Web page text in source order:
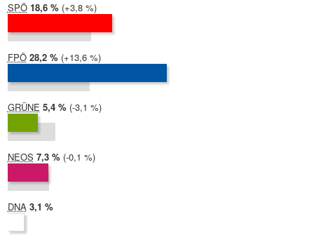
SPÖ 2024:
18,6 %
2019:
14,8 %
Differenz:
+3,8 %
FPÖ 2024:
28,2 %
2019:
14,7 %
Differenz:
+13,6 %
GRÜNE 2024:
5,4 % Differenz:
-3,1 %
NEOS 2024:
7,3 % Differenz:
-0,1 %
DNA 2024:
3,1 %